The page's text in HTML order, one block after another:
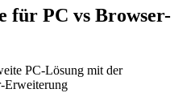
für PC vs Browser-
PC-Lösung mit der
Erweiterung